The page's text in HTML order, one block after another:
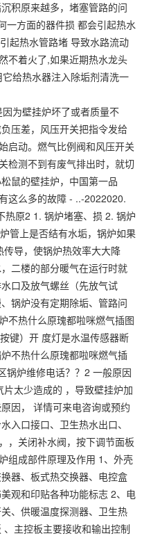
积原来越多，堵塞管路的问
一方面的器件损 都会引起热水
起热水管路堵 导致水路流动
不着火了,如果近期热水龙头
给热水器注入除垢剂清洗一
为壁挂炉坏了或者质量不
压差，风压开关把指令发给
启动。燃气比例阀和风压开关
检测不到有废气排出时，就切
鼠的壁挂炉，中国第一品
这么多的故障 - ..-2022020.
热原2 1. 锅炉堵塞、损 2. 锅炉
管上是否结有水垢，锅炉如果
导，使锅炉热效率大大降
二楼的部分暖气在运行时就
口及放气螺丝（先放气试
锅炉没有定期除垢、管路问
不热什么原瑰都啦咪燃气插图
键）开 度灯是水温传感器断
不热什么原瑰都啦咪燃气插
锅炉维修电话？？2 一般原因
太少造成的 ，导致壁挂炉加
因， 详情可来电咨询或预约
入口接口、卫生热水出口、
，关闭补水阀，按下调节面板
组成部件原理及作用 1、外壳
器、板式热交换器、电控盒
观和印贴各种功能标志 2、电
、供暖温度探测器、卫生热
主控板主要接收和输出控制